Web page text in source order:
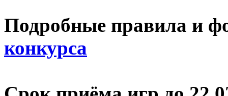
Подробные правила и
конкурса